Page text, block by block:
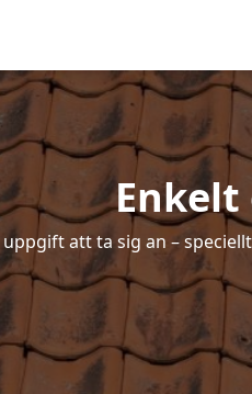
uppgift att ta sig an –